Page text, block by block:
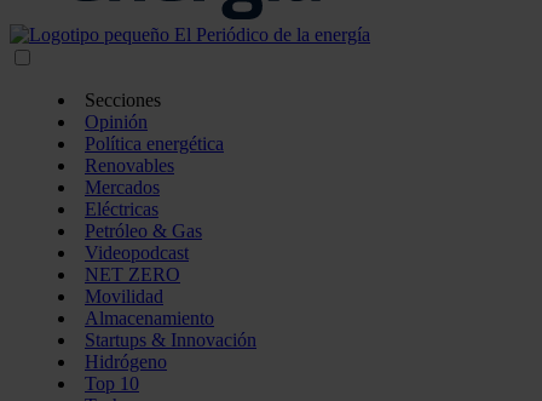
Secciones
Opinión
Política energética
Renovables
Mercados
Eléctricas
Petróleo & Gas
Videopodcast
NET ZERO
Movilidad
Almacenamiento
Startups & Innovación
Hidrógeno
Top 10